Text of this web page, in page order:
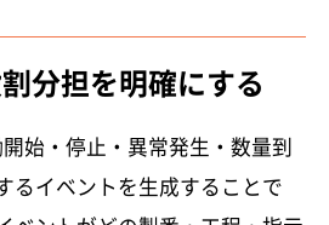
分担を明確にする
始・停止・異常発生・数量到
るイベントを生成することで